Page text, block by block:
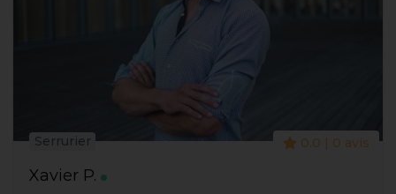
Xavier P.
Serrurier 0.0 | 0 avis